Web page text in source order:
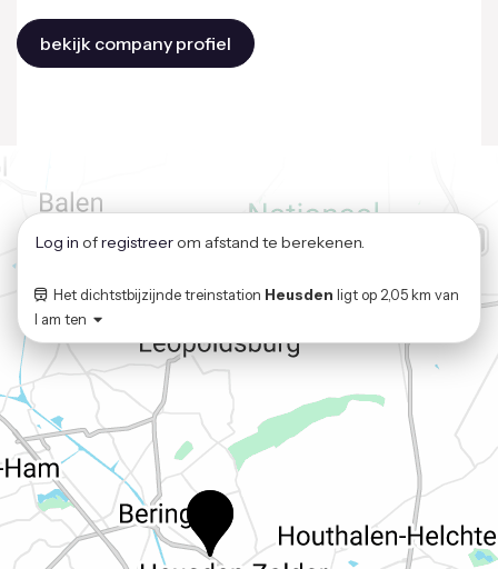
bekijk company profiel
Log in ofregistreerom afstand te berekenen.
Het dichtstbijzijnde treinstation Heusden ligt op2,05 km van
I am ten